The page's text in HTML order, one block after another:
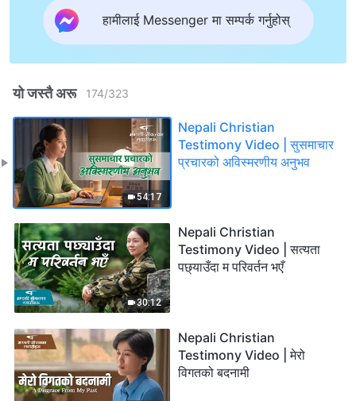
हामीलाई Messenger मा सम्पर्क गर्नुहोस्
यो जस्तै अरू 174/323
54:17
Nepali Christian
Testimony Video | सुसमाचार
प्रचारको अविस्मरणीय अनुभव
30:12
Nepali Christian
Testimony Video | सत्यता
पछ्याउँदा म परिवर्तन भएँ
Nepali Christian
Testimony Video | मेरो
विगतको बदनामी